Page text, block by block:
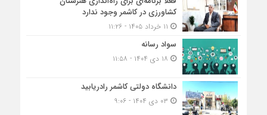
کشاورزی در کاشمر وجود ندارد
سواد رسانه
دانشگاه دولتی کاشمر‌ رادریابید